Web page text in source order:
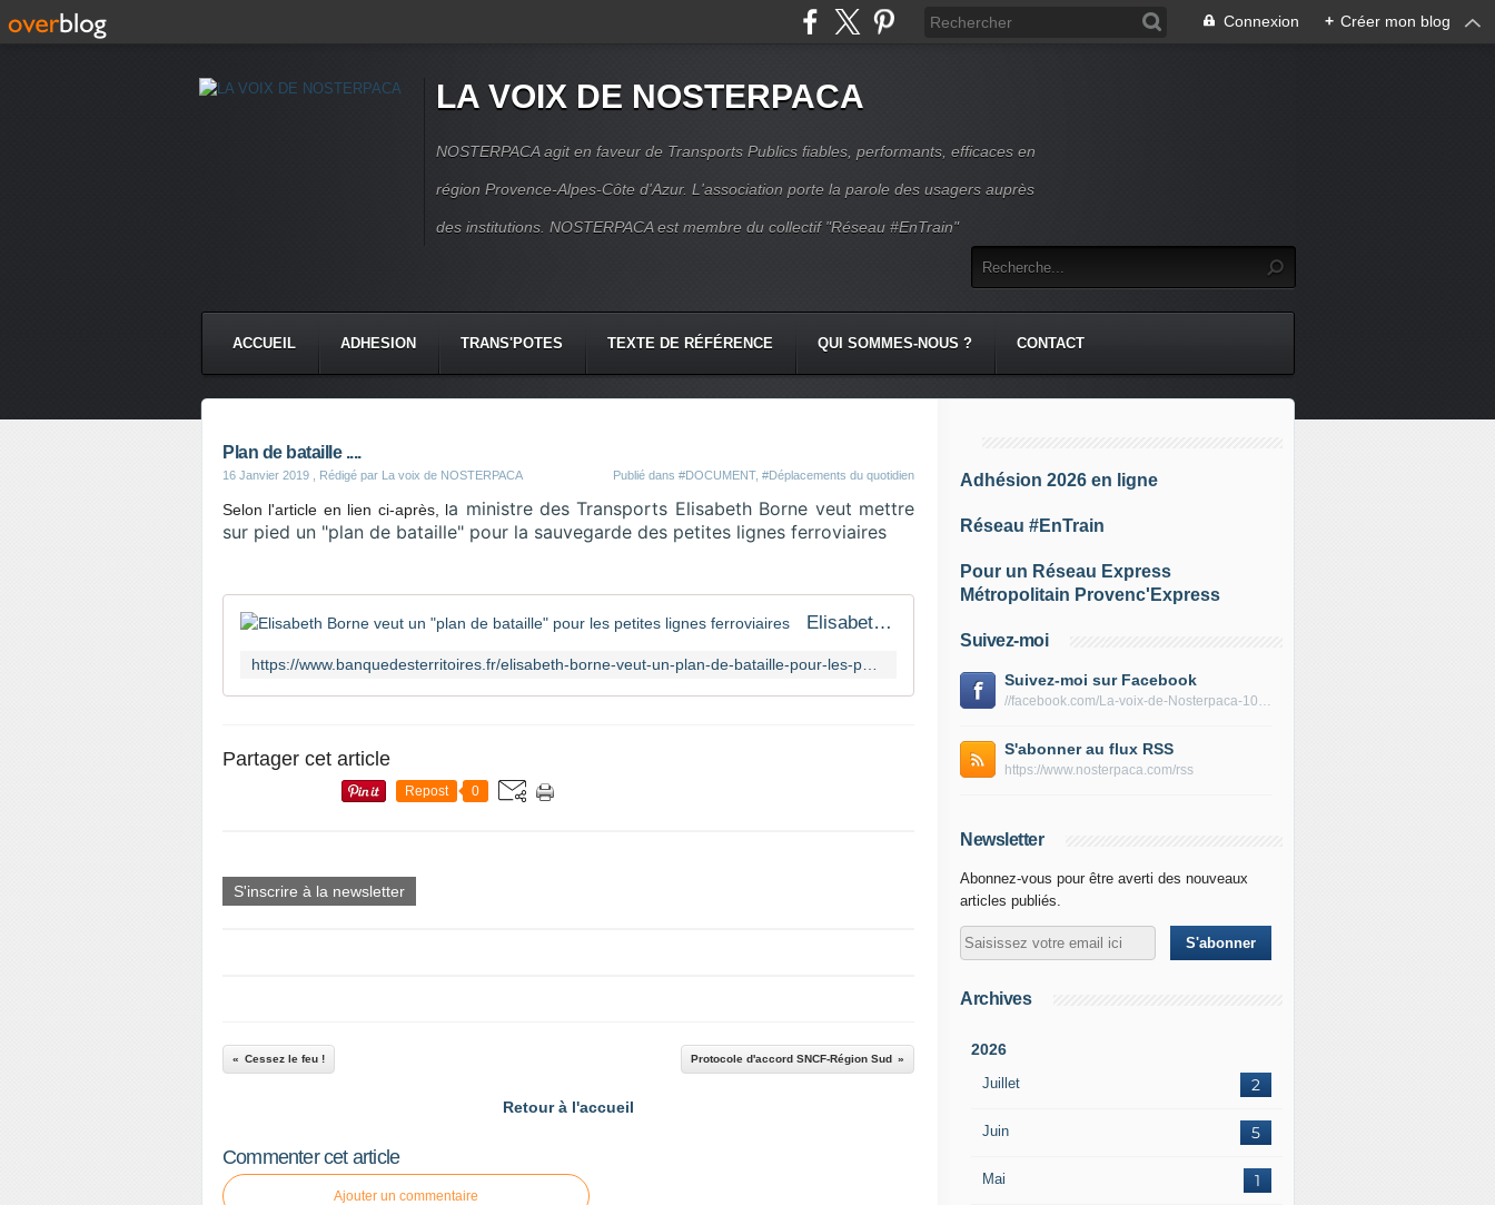
Connexion + Créer mon blog
LA VOIX DE NOSTERPACA
NOSTERPACA agit en faveur de Transports Publics fiables, performants, efficaces en
région Provence-Alpes-Côte d'Azur. L'association porte la parole des usagers auprès
des institutions. NOSTERPACA est membre du collectif "Réseau #EnTrain"
ACCUEIL ADHESION TRANS'POTES TEXTE DE RÉFÉRENCE QUI SOMMES-NOUS ? CONTACT
Plan de bataille ....
16 Janvier 2019 , Rédigé par La voix de NOSTERPACA Publié dans #DOCUMENT, #Déplacements du quotidien
Selon l'article en lien ci-après, la ministre des Transports Elisabeth Borne veut mettre
sur pied un "plan de bataille" pour la sauvegarde des petites lignes ferroviaires
Elisabeth Borne veut un "plan de bataille" pour les petites lignes ferroviaires
Partager cet article
Repost 0
S'inscrire à la newsletter
Cessez le feu ! Protocole d'accord SNCF-Région Sud
Retour à l'accueil
Commenter cet article
Ajouter un commentaire
Adhésion 2026 en ligne
Réseau #EnTrain
Pour un Réseau Express
Métropolitain Provenc'Express
Suivez-moi
Suivez-moi sur Facebook
//facebook.com/La-voix-de-Nosterpaca-106434384284735
S'abonner au flux RSS
https://www.nosterpaca.com/rss
Newsletter
Abonnez-vous pour être averti des nouveaux
articles publiés.
Archives
2026
Juillet 2
Juin 5
Mai 1